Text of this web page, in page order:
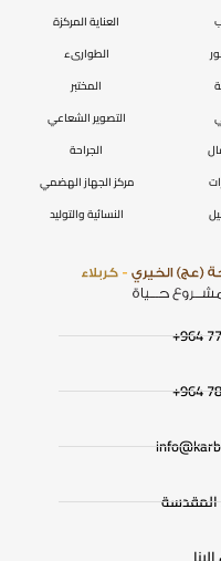
المقدسة
العناية المركزة
الطوارىء
المختبر
التصوير الشعاعي
الجراحة
مركز الجهاز الهضمي
النسائية والتوليد